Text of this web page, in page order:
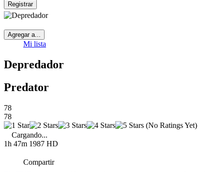
Registrar
Agregar a...
Mi lista
Depredador
Predator
78
78
(No Ratings Yet)
Cargando...
1h 47m 1987 HD
Compartir